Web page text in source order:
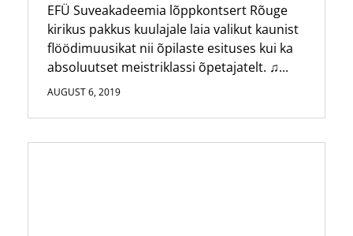
EFÜ Suveakadeemia lõppkontsert Rõuge
kirikus pakkus kuulajale laia valikut kaunist
flöödimuusikat nii õpilaste esituses kui ka
absoluutset meistriklassi õpetajatelt. ♫...
AUGUST 6, 2019